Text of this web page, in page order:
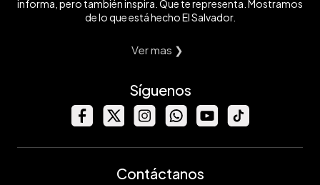
informa, pero también inspira. Que te representa. Mostramos
de lo que está hecho El Salvador.
Ver mas ❯
Síguenos
Contáctanos